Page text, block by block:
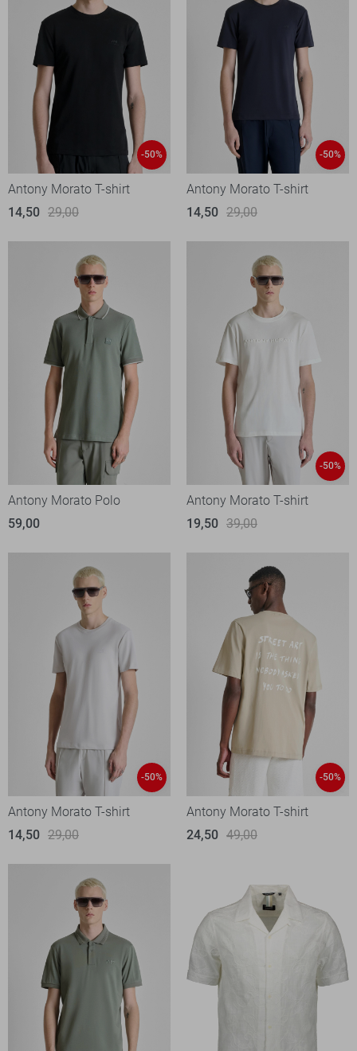
-50%
Antony Morato T-shirt
14,50 29,00
-50%
Antony Morato T-shirt
14,50 29,00
Antony Morato Polo
59,00
-50%
Antony Morato T-shirt
19,50 39,00
-50%
Antony Morato T-shirt
14,50 29,00
-50%
Antony Morato T-shirt
24,50 49,00